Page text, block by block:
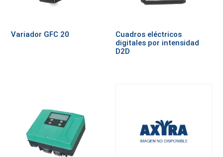
Variador GFC 20
Cuadros eléctricos
digitales por intensidad
D2D